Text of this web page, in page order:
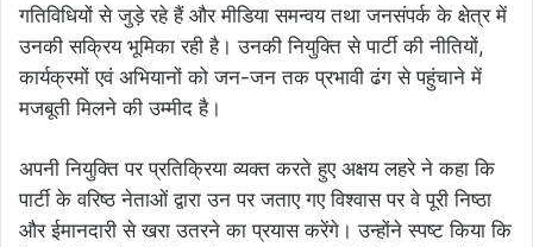
गतिविधियों से जुड़े रहे हैं और मीडिया समन्वय तथा जनसंपर्क के क्षेत्र में
उनकी सक्रिय भूमिका रही है। उनकी नियुक्ति से पार्टी की नीतियों,
कार्यक्रमों एवं अभियानों को जन-जन तक प्रभावी ढंग से पहुंचाने में
मजबूती मिलने की उम्मीद है।
अपनी नियुक्ति पर प्रतिक्रिया व्यक्त करते हुए अक्षय लहरे ने कहा कि
पार्टी के वरिष्ठ नेताओं द्वारा उन पर जताए गए विश्वास पर वे पूरी निष्ठा
और ईमानदारी से खरा उतरने का प्रयास करेंगे। उन्होंने स्पष्ट किया कि